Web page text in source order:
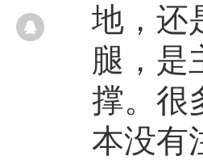
地，还
腿，是
撑。很
本没有